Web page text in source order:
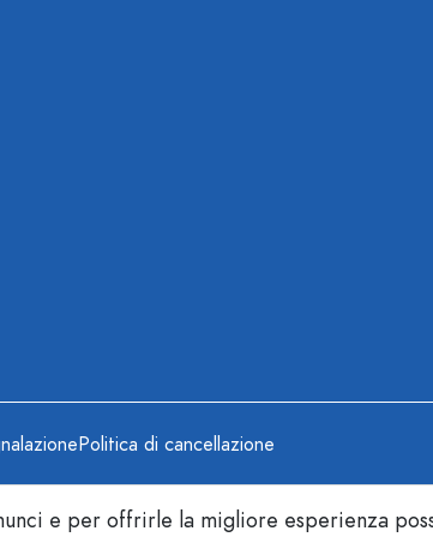
Politica di cancellazione
e per offrirle la migliore esperienza